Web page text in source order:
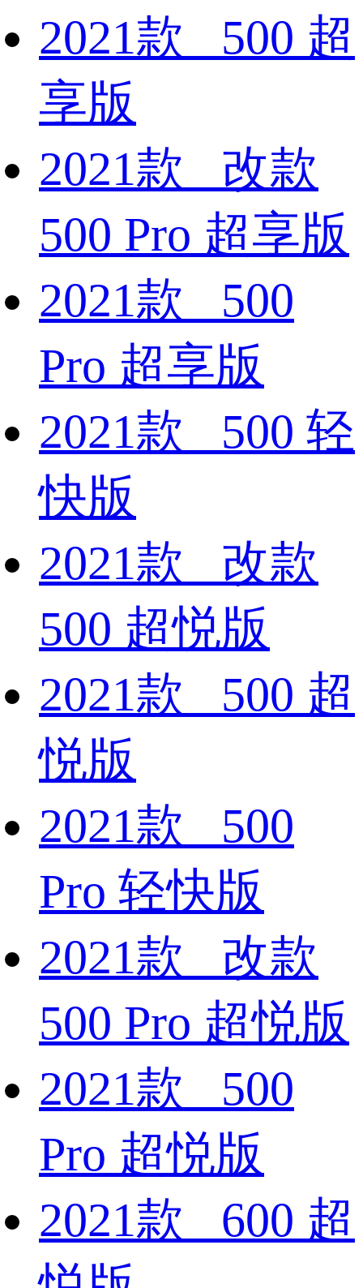
2021款 500 超
享版
2021款 改款
500 Pro 超享版
2021款 500
Pro 超享版
2021款 500 轻
快版
2021款 改款
500 超悦版
2021款 500 超
悦版
2021款 500
Pro 轻快版
2021款 改款
500 Pro 超悦版
2021款 500
Pro 超悦版
2021款 600 超